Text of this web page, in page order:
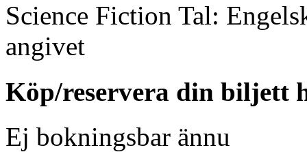
Science Fiction Tal:
angivet
Köp/reservera din biljett
Ej bokningsbar ännu